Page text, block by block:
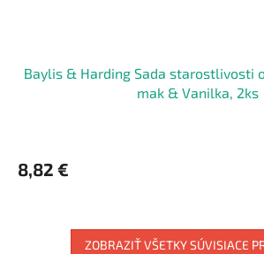
Baylis & Harding Sada starostlivosti
mak & Vanilka, 2ks
8,82 €
ZOBRAZIŤ VŠETKY SÚVISIACE